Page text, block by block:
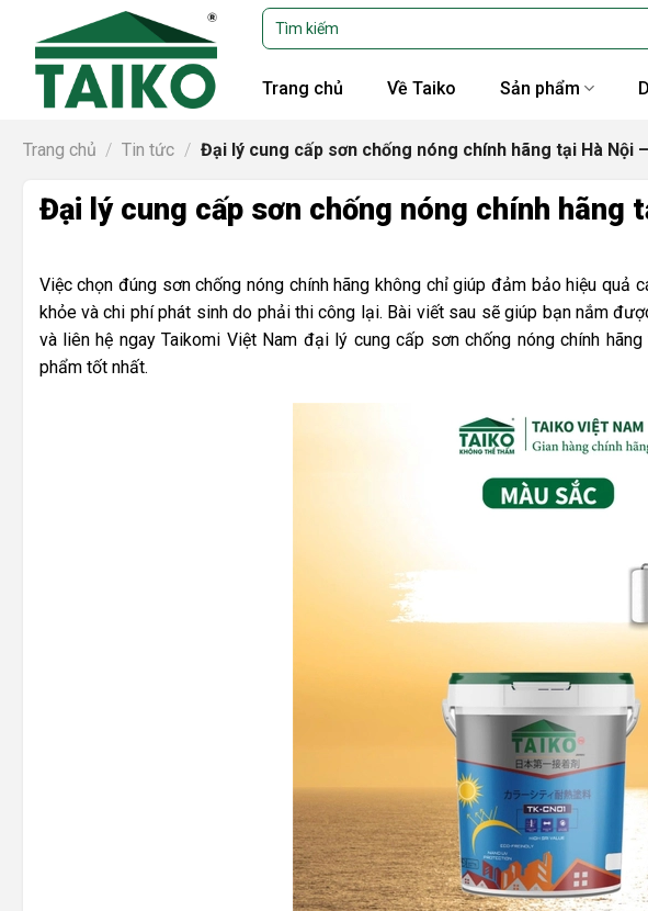
content
Tìm
kiếm:
Trang chủ Về Taiko Sản phẩm
Trang chủ / Tin tức / Đại lý cung cấp sơn chống nóng chính hãng tại Hà Nội
Đại lý cung cấp sơn chống nóng chính hãng
Việc chọn đúng sơn chống nóng chính hãng không chỉ giúp đảm bảo hiệu quả
khỏe và chi phí phát sinh do phải thi công lại. Bài viết sau sẽ giúp bạn nắm
và liên hệ ngay Taikomi Việt Nam đại lý cung cấp sơn chống nóng chính
phẩm tốt nhất.